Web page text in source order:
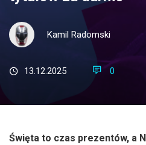
Kamil Radomski
13.12.2025 0
Święta to czas prezentów, a